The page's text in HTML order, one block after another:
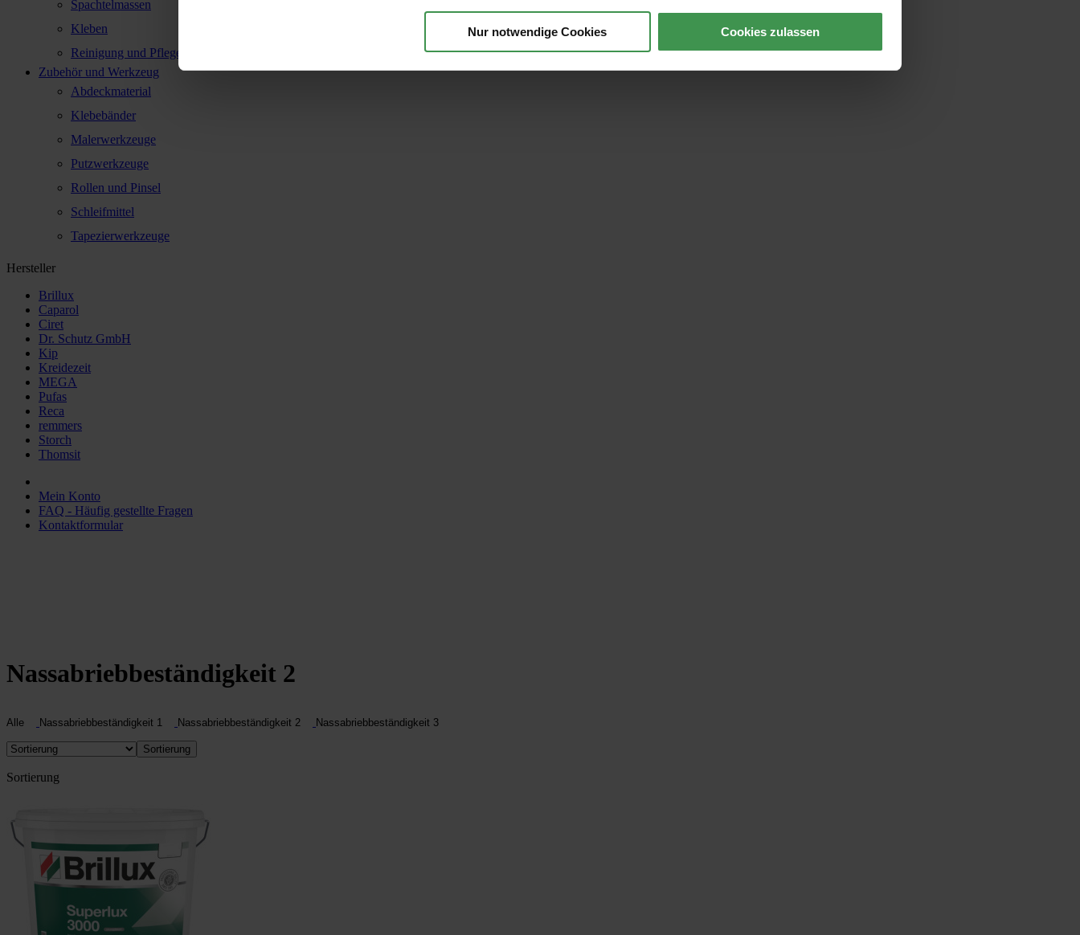
Nur notwendige Cookies Cookies zulassen
Spachtelmassen
Kleben
Reinigung und Pflege
Zubehör und Werkzeug
Abdeckmaterial
Klebebänder
Malerwerkzeuge
Putzwerkzeuge
Rollen und Pinsel
Schleifmittel
Tapezierwerkzeuge
Hersteller
Brillux
Caparol
Ciret
Dr. Schutz GmbH
Kip
Kreidezeit
MEGA
Pufas
Reca
remmers
Storch
Thomsit
Mein Konto
FAQ - Häufig gestellte Fragen
Kontaktformular
Nassabriebbeständigkeit 2
Alle Nassabriebbeständigkeit 1 Nassabriebbeständigkeit 2 Nassabriebbeständigkeit 3
Sortierung
Sortierung